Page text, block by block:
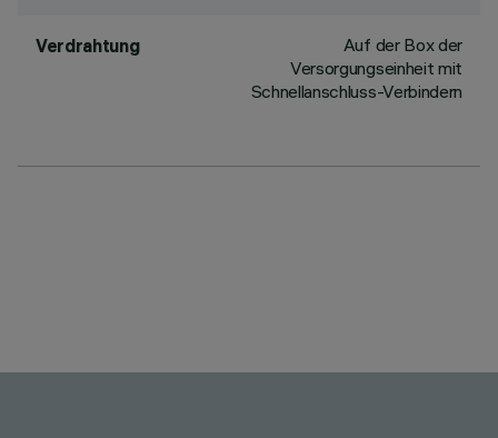
Verdrahtung
Auf der Box der
Versorgungseinheit mit
Schnellanschluss-Verbindern